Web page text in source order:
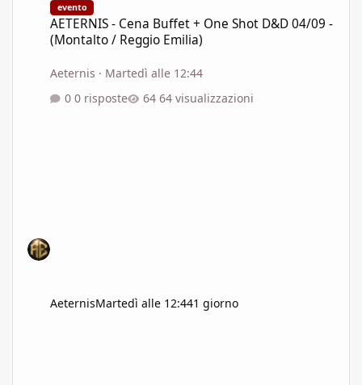
evento
AETERNIS - Cena Buffet + One Shot D&D 04/09 -
(Montalto / Reggio Emilia)
Aeternis · Martedì alle 12:44
0 risposte
64 visualizzazioni
AeternisMartedì alle 12:441 giorno